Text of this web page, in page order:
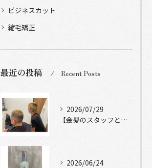
ビジネスカット
縮毛矯正
最近の投稿 Recent Posts
2026/07/29
【金髪のスタッフと常連様ショット】
2026/06/24